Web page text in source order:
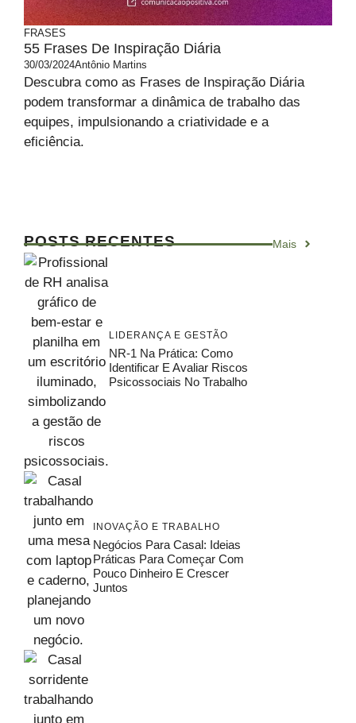
FRASES
55 Frases De Inspiração Diária
30/03/2024Antônio Martins
Descubra como as Frases de Inspiração Diária
podem transformar a dinâmica de trabalho das
equipes, impulsionando a criatividade e a
eficiência.
POSTS RECENTES Mais
LIDERANÇA E GESTÃO
NR-1 Na Prática: Como
Identificar E Avaliar Riscos
Psicossociais No Trabalho
INOVAÇÃO E TRABALHO
Negócios Para Casal: Ideias
Práticas Para Começar Com
Pouco Dinheiro E Crescer
Juntos